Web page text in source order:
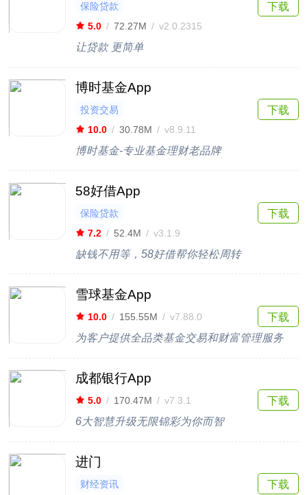
保险贷款
5.0 / 72.27M / v2.0.2315
让贷款 更简单
下载
博时基金App
投资交易
10.0 / 30.78M / v8.9.11
博时基金-专业基金理财老品牌
下载
58好借App
保险贷款
7.2 / 52.4M / v3.1.9
缺钱不用等，58好借帮你轻松周转
下载
雪球基金App
10.0 / 155.55M / v7.88.0
为客户提供全品类基金交易和财富管理服务
下载
成都银行App
5.0 / 170.47M / v7.3.1
6大智慧升级无限锦彩为你而智
下载
进门
财经资讯 下载